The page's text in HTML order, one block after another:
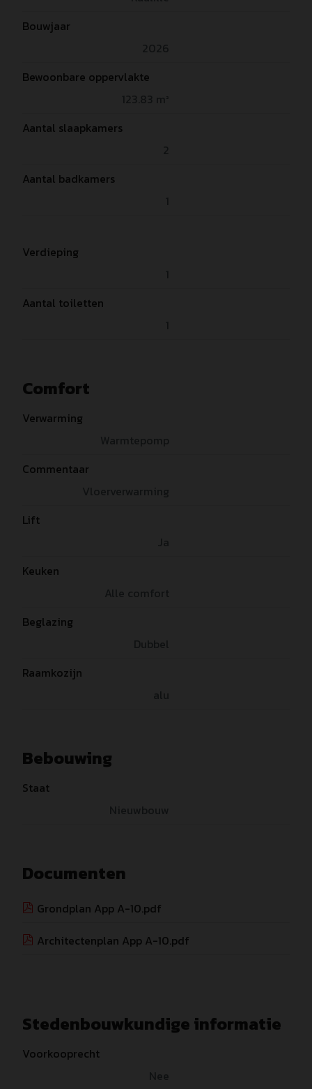
Bouwjaar
Bewoonbare oppervlakte
Aantal slaapkamers
Aantal badkamers
Verdieping
Aantal toiletten
Comfort
Verwarming
Commentaar
Lift
Keuken
Beglazing
Raamkozijn
Bebouwing
Staat
Documenten
Grondplan App A-10.pdf
Architectenplan App A-10.pdf
Stedenbouwkundige informatie
Voorkooprecht